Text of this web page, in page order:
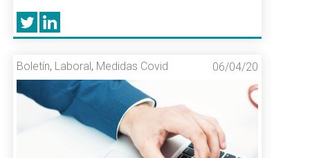
Boletín, Laboral, Medidas Covid 06/04/20